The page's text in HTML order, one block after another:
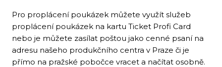
Pro proplácení poukázek můžete využít služeb
proplácení poukázek na kartu Ticket Profi Card
nebo je můžete zasílat poštou jako cenné psaní na
adresu našeho produkčního centra v Praze či je
přímo na pražské pobočce vracet a načítat osobně.